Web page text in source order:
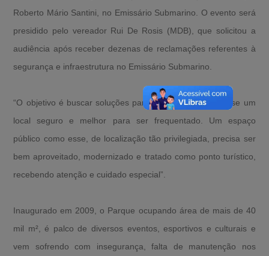
Roberto Mário Santini, no Emissário Submarino. O evento será
presidido pelo vereador Rui De Rosis (MDB), que solicitou a
audiência após receber dezenas de reclamações referentes à
segurança e infraestrutura no Emissário Submarino.
“O objetivo é buscar soluções para que o Parque torne-se um
local seguro e melhor para ser frequentado. Um espaço
público como esse, de localização tão privilegiada, precisa ser
bem aproveitado, modernizado e tratado como ponto turístico,
recebendo atenção e cuidado especial”.
Inaugurado em 2009, o Parque ocupando área de mais de 40
mil m², é palco de diversos eventos, esportivos e culturais e
vem sofrendo com insegurança, falta de manutenção nos